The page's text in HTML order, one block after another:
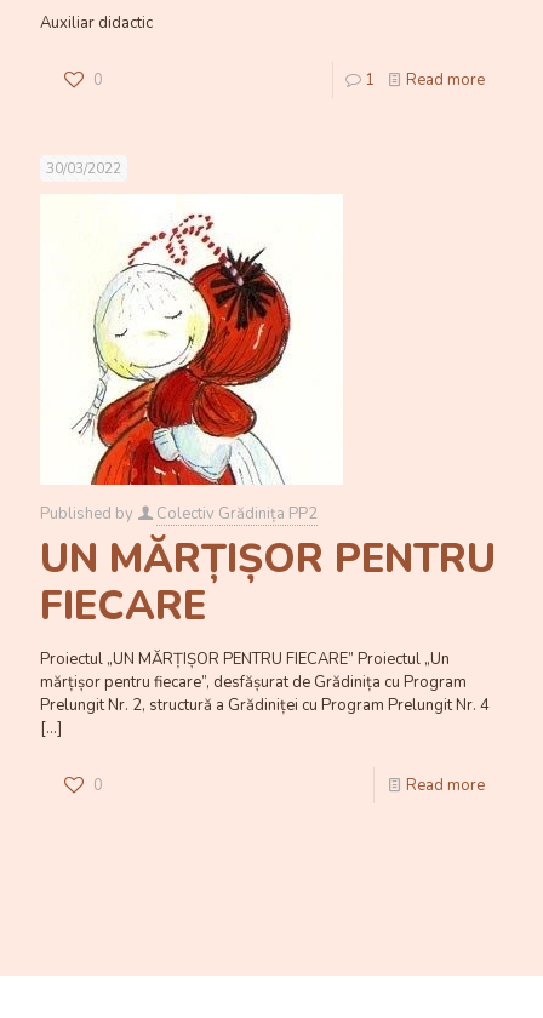
Auxiliar didactic
0 1 Read more
30/03/2022
Published by Colectiv Grădinița PP2
UN MĂRȚIȘOR PENTRU
FIECARE
Proiectul „UN MĂRȚIȘOR PENTRU FIECARE” Proiectul „Un
mărțișor pentru fiecare”, desfășurat de Grădinița cu Program
Prelungit Nr. 2, structură a Grădiniței cu Program Prelungit Nr. 4
[…]
0 Read more